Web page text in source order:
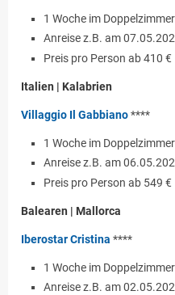
1 Woche im
Anreise z.B. am
Preis pro Person ab 410 €
Italien | Kalabrien
Villaggio Il Gabbiano****
1 Woche im
Anreise z.B. am
Preis pro Person ab 549 €
Balearen | Mallorca
Iberostar Cristina ****
1 Woche im
Anreise z.B. am